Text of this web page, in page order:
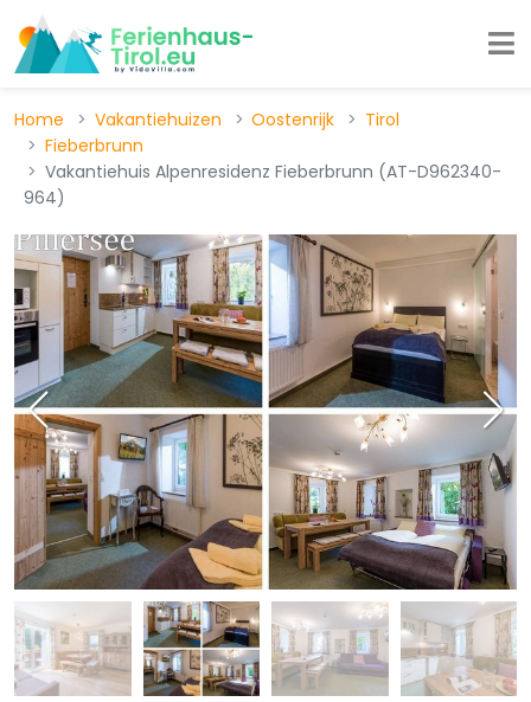
Home Vakantiehuizen Oostenrijk
Tirol
Fieberbrunn
Vakantiehuis Alpenresidenz Fieberbrunn (AT-D962340-
964)